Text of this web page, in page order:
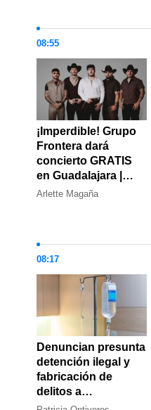
08:55
¡Imperdible! Grupo
Frontera dará
concierto GRATIS
en Guadalajara |
Fecha y lugar del
Arlette Magaña
08:17
Denuncian presunta
detención ilegal y
fabricación de
delitos a
exempleado